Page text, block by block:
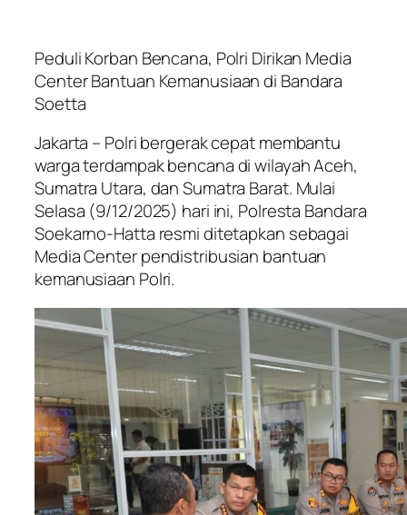
Peduli Korban Bencana, Polri Dirikan Media
Center Bantuan Kemanusiaan di Bandara
Soetta
Jakarta – Polri bergerak cepat membantu
warga terdampak bencana di wilayah Aceh,
Sumatra Utara, dan Sumatra Barat. Mulai
Selasa (9/12/2025) hari ini, Polresta Bandara
Soekarno-Hatta resmi ditetapkan sebagai
Media Center pendistribusian bantuan
kemanusiaan Polri.